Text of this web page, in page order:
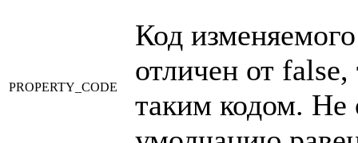
PROPERTY_CODE
Код
отличен от false,
таким кодом. Не